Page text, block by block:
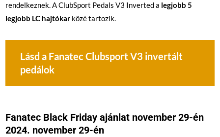
rendelkeznek. A ClubSport Pedals V3 Inverted a legjobb 5
legjobb LC hajtókar közé tartozik.
Lásd a Fanatec Clubsport V3 invertált
pedálok
Fanatec Black Friday ajánlat november 29-én
2024. november 29-én